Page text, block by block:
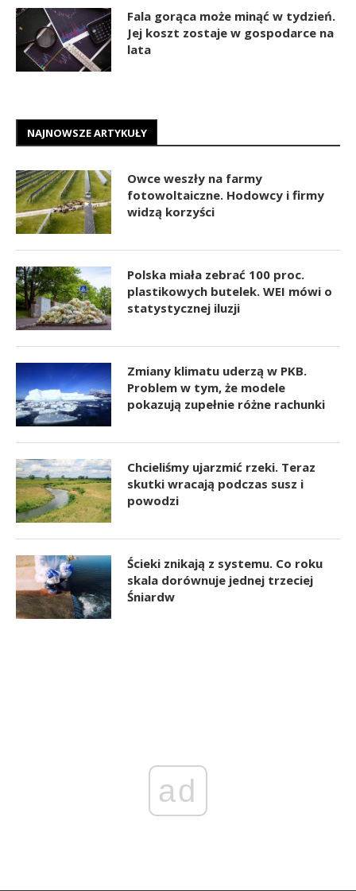
Fala gorąca może minąć w tydzień.
Jej koszt zostaje w gospodarce na
lata
NAJNOWSZE ARTYKUŁY
Owce weszły na farmy
fotowoltaiczne. Hodowcy i firmy
widzą korzyści
Polska miała zebrać 100 proc.
plastikowych butelek. WEI mówi o
statystycznej iluzji
Zmiany klimatu uderzą w PKB.
Problem w tym, że modele
pokazują zupełnie różne rachunki
Chcieliśmy ujarzmić rzeki. Teraz
skutki wracają podczas susz i
powodzi
Ścieki znikają z systemu. Co roku
skala dorównuje jednej trzeciej
Śniardw
ad